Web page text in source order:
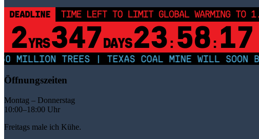
DEADLINE TIME LEFT TO LIMIT GLOBAL WARMING TO
2YRS347DAYS23 : 58 : 17
MILLION TREES | TEXAS COAL MINE WILL SOON
Öffnungszeiten
Montag – Donnerstag
10:00–18:00 Uhr
Freitags male ich Kühe.